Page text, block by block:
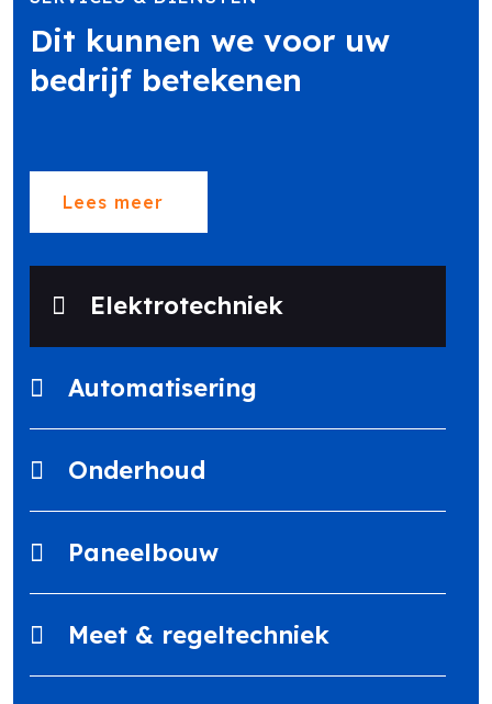
Dit kunnen we voor uw
bedrijf betekenen
Lees meer
Elektrotechniek
Automatisering
Onderhoud
Paneelbouw
Meet & regeltechniek